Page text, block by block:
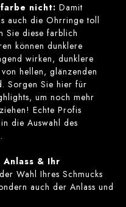
nicht: Damit
auch die Ohrringe toll
Sie diese farblich
können dunklere
wirken, dunklere
hellen, glänzenden
Sorgen Sie hier für
um noch mehr
Echte Profis
die Auswahl des
& Ihr
Wahl Ihres Schmucks
auch der Anlass und